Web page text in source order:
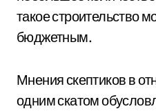
такое строительство
бюджетным.
Мнения скептиков в
одним скатом